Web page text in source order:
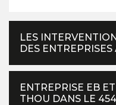
LES
DES
ENTREPRISE EB
THOU DANS LE